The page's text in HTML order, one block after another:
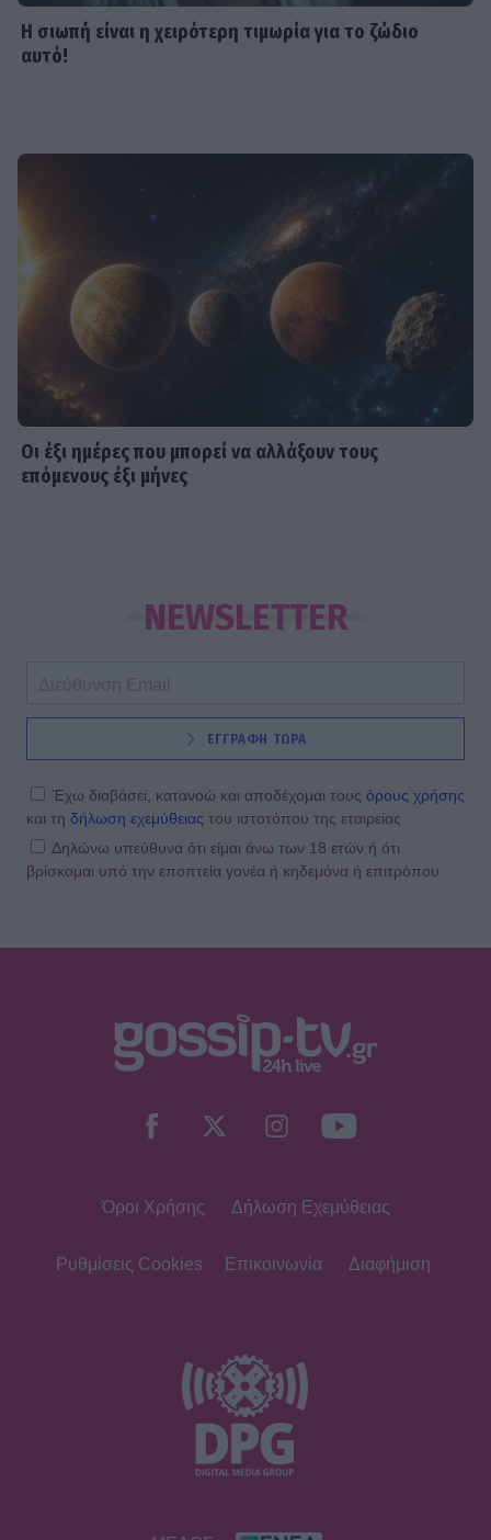
Η σιωπή είναι η χειρότερη τιμωρία για το ζώδιο
αυτό!
Οι έξι ημέρες που μπορεί να αλλάξουν τους
επόμενους έξι μήνες
NEWSLETTER
ΕΓΓΡΑΦΗ ΤΩΡΑ
Έχω διαβάσει, κατανοώ και αποδέχομαι τους όρους χρήσης
και τη δήλωση εχεμύθειας του ιστοτόπου της εταιρείας
Δηλώνω υπεύθυνα ότι είμαι άνω των 18 ετών ή ότι
βρίσκομαι υπό την εποπτεία γονέα ή κηδεμόνα ή επιτρόπου
Όροι Χρήσης Δήλωση Εχεμύθειας
Ρυθμίσεις Cookies Επικοινωνία Διαφήμιση